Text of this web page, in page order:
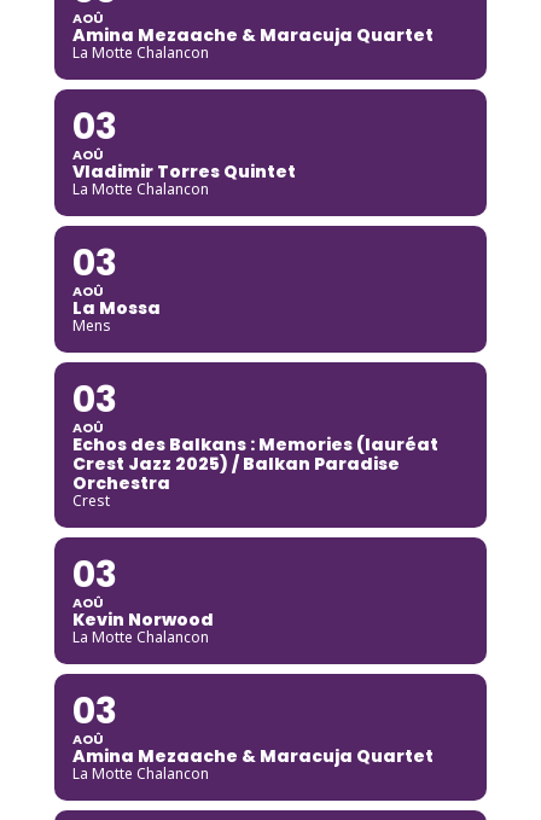
AOÛ
Amina Mezaache & Maracuja Quartet
La Motte Chalancon
03
AOÛ
Vladimir Torres Quintet
La Motte Chalancon
03
AOÛ
La Mossa
Mens
03
AOÛ
Echos des Balkans : Memories (lauréat
Crest Jazz 2025) / Balkan Paradise
Orchestra
Crest
03
AOÛ
Kevin Norwood
La Motte Chalancon
03
AOÛ
Amina Mezaache & Maracuja Quartet
La Motte Chalancon